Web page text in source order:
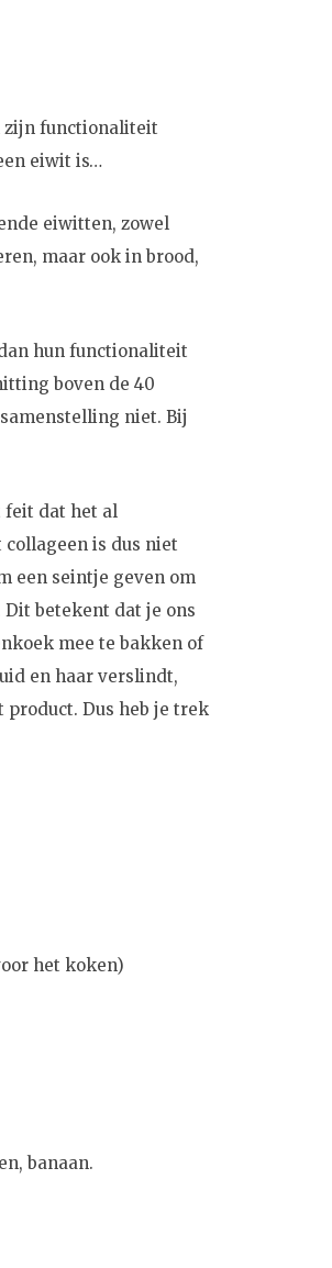
zijn functionaliteit
een eiwit is…
eiwitten, zowel
maar ook in brood,
hun functionaliteit
boven de 40
niet. Bij
feit dat het al
is dus niet
een seintje geven om
betekent dat je ons
mee te bakken of
en haar verslindt,
Dus heb je trek
het koken)
banaan.